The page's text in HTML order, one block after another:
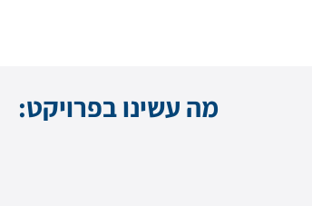
מה עשינו בפרויקט: